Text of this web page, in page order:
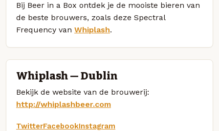
Bij Beer in a Box ontdek je de mooiste bieren van
de beste brouwers, zoals deze Spectral
Frequency van Whiplash.
Whiplash — Dublin
Bekijk de website van de brouwerij:
http://whiplashbeer.com
TwitterFacebookInstagram